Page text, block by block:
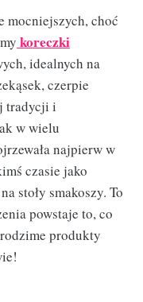
mocniejszych, choć
koreczki
idealnych na
czerpie
tradycji i
w wielu
najpierw w
czasie jako
stoły smakoszy. To
powstaje to, co
produkty